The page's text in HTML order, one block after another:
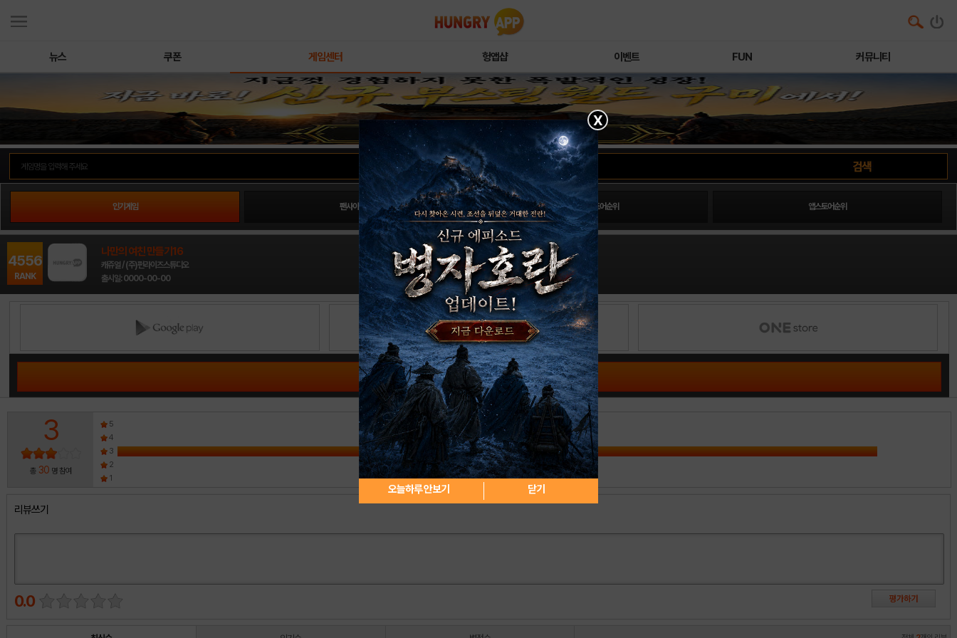
뉴스 쿠폰 게임센터 헝앱샵 이벤트 FUN 커뮤니티
인기게임 팬사이트순위 PLAY스토어순위 앱스토어순위
4556
RANK
나만의 여친 만들기16
캐쥬얼 / (주)펀라이즈스튜디오
출시일: 0000-00-00
공략 커뮤니티 바로가기
3
총 30 명 참여
5
4
3
2
1
리뷰쓰기
0.0
X
오늘하루 안보기 닫기